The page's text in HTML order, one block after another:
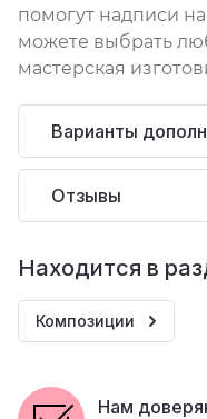
помогут надписи
можете выбрать
мастерская
Варианты
Отзывы
Находится в
Композиции
Нам